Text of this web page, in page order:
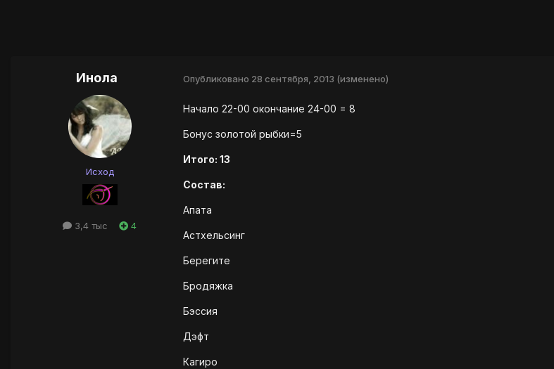
Инола
Исход
3,4 тыс 4
Опубликовано 28 сентября, 2013 (изменено)
Начало 22-00 окончание 24-00 = 8
Бонус золотой рыбки=5
Итого: 13
Состав:
Апата
Астхельсинг
Берегите
Бродяжка
Бэссия
Дэфт
Кагиро